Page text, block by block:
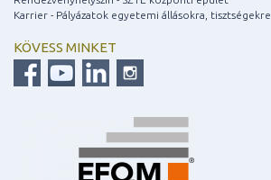
Karrier - Pályázatok egyetemi állásokra, tisztségekre
KÖVESS MINKET